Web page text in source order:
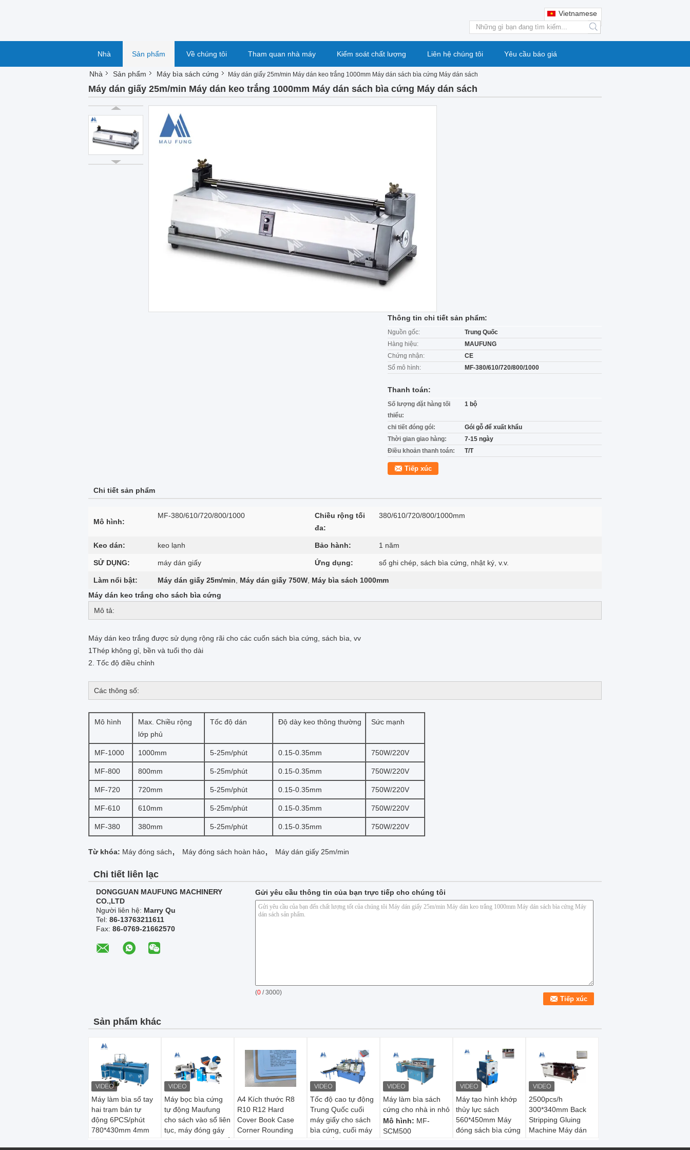
Vietnamese
search
Nhà Sản phẩm Về chúng tôi Tham quan nhà máy Kiểm soát chất lượng Liên hệ chúng tôi Yêu cầu báo giá
Nhà Sản phẩm Máy bìa sách cứng Máy dán giấy 25m/min Máy dán keo trắng 1000mm Máy dán sách bìa cứng Máy dán sách
Máy dán giấy 25m/min Máy dán keo trắng 1000mm Máy dán sách bìa cứng Máy dán sách
Thông tin chi tiết sản phẩm:
Nguồn gốc:
Trung Quốc
Hàng hiệu:
MAUFUNG
Chứng nhận:
CE
Số mô hình:
MF-380/610/720/800/1000
Thanh toán:
Số lượng đặt hàng tối
thiểu:
1 bộ
chi tiết đóng gói:
Gói gỗ để xuất khẩu
Thời gian giao hàng:
7-15 ngày
Điều khoản thanh toán:
T/T
Tiếp xúc
Chi tiết sản phẩm
Mô hình:
MF-380/610/720/800/1000
Chiều rộng tối
đa:
380/610/720/800/1000mm
Keo dán: keo lạnh Bảo hành: 1 năm
SỬ DỤNG: máy dán giấy Ứng dụng: sổ ghi chép, sách bìa cứng, nhật ký, v.v.
Làm nổi bật: Máy dán giấy 25m/min Máy dán giấy 750W Máy bìa sách 1000mm
Máy dán keo trắng cho sách bìa cứng
Mô tả:
Máy dán keo trắng được sử dụng rộng rãi cho các cuốn sách bìa cứng, sách bìa, vv
1Thép không gỉ, bền và tuổi thọ dài
2. Tốc độ điều chỉnh
Các thông số:
Mô hình
Max. Chiều rộng
lớp phủ
Tốc độ dán Độ dày keo thông thường Sức mạnh
MF-1000 1000mm 5-25m/phút 0.15-0.35mm 750W/220V
MF-800 800mm 5-25m/phút 0.15-0.35mm 750W/220V
MF-720 720mm 5-25m/phút 0.15-0.35mm 750W/220V
MF-610 610mm 5-25m/phút 0.15-0.35mm 750W/220V
MF-380 380mm 5-25m/phút 0.15-0.35mm 750W/220V
Từ khóa: Máy đóng sách, Máy đóng sách hoàn hảo, Máy dán giấy 25m/min
Chi tiết liên lạc
DONGGUAN MAUFUNG MACHINERY
CO.,LTD
Người liên hệ: Marry Qu
Tel: 86-13763211611
Fax: 86-0769-21662570
Gửi yêu cầu thông tin của bạn trực tiếp cho chúng tôi
(0 / 3000)
Sản phẩm khác
Máy làm bìa sổ tay
hai trạm bán tự
động 6PCS/phút
780*430mm 4mm
Máy bọc bìa cứng
tự động Maufung
cho sách vào sổ liên
tục, máy đóng gáy
sách dày 60mm khổ
A4 Kích thước R8
R10 R12 Hard
Cover Book Case
Corner Rounding
Tốc độ cao tự động
Trung Quốc cuối
máy giấy cho sách
bìa cứng, cuối máy
dán giấy MF-
Máy làm bìa sách
cứng cho nhà in nhỏ
Mô hình: MF-
SCM500
Máy tạo hình khớp
thủy lực sách
560*450mm Máy
đóng sách bìa cứng
2500pcs/h
300*340mm Back
Stripping Gluing
Machine Máy dán